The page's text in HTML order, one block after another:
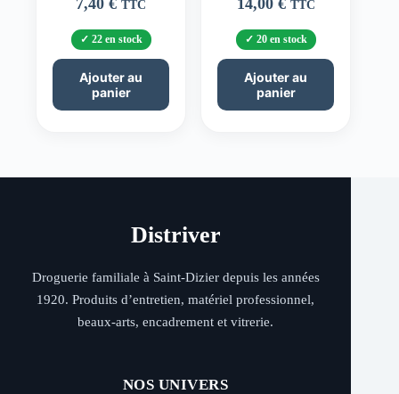
TTC
22 en stock
Ajouter au
panier
TTC
20 en stock
Ajouter au
panier
Distriver
Droguerie familiale à Saint-Dizier depuis les années
1920. Produits d’entretien, matériel professionnel,
beaux-arts, encadrement et vitrerie.
NOS UNIVERS